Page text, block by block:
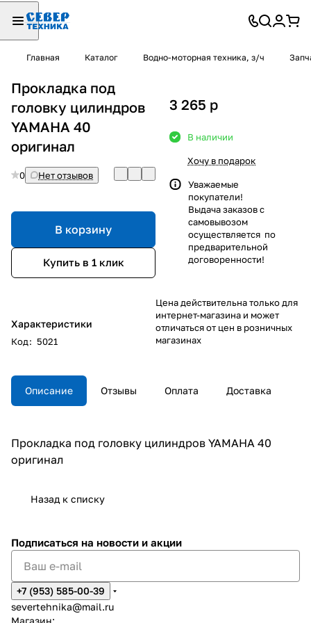
Главная Каталог Водно-моторная техника, з/ч
Прокладка под
головку цилиндров
YAMAHA 40
оригинал
0 Нет отзывов
В корзину
Купить в 1 клик
Характеристики
Код: 5021
3 265 p
В наличии
Хочу в подарок
Уважаемые
покупатели!
Выдача заказов с
самовывозом
осуществляется по
предварительной
договоренности!
Цена действительна только для
интернет-магазина и может
отличаться от цен в розничных
магазинах
Описание Отзывы Оплата Доставка
Прокладка под головку цилиндров YAMAHA 40
оригинал
Назад к списку
Подписаться на новости и акции
+7 (953) 585-00-39
severtehnika@mail.ru
Магазин: